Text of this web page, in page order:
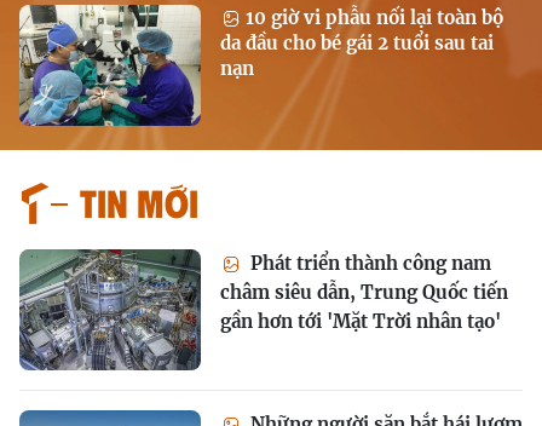
10 giờ vi phẫu nối lại toàn bộ
da đầu cho bé gái 2 tuổi sau tai
nạn
Tin mới
Phát triển thành công nam
châm siêu dẫn, Trung Quốc tiến
gần hơn tới 'Mặt Trời nhân tạo'